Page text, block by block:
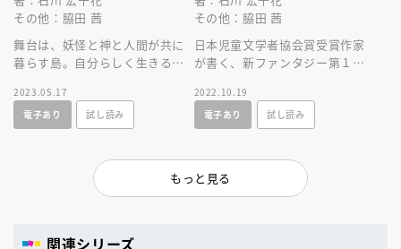
その他：脇田 茜
舞台は、妖怪と神と人間が共に
暮らす島。自分らしく生きる、
よる、新シリーズ！怒濤の２巻
目！
2023.05.17
電子あり
試し読み
その他：脇田 茜
日本児童文学者協会賞受賞作家
が書く、新ファンタジー第１
憶から消された初恋相手を探す
煌めきの物語！
2022.10.19
電子あり
試し読み
もっと見る
関連シリーズ